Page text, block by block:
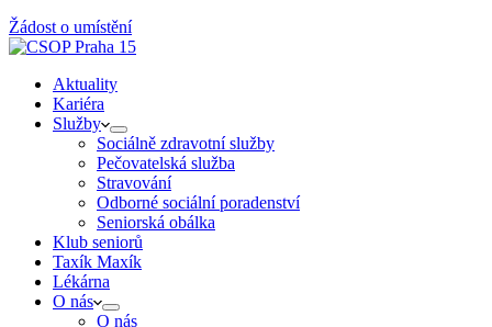
Žádost o umístění
Aktuality
Kariéra
Služby
Sociálně zdravotní služby
Pečovatelská služba
Stravování
Odborné sociální poradenství
Seniorská obálka
Klub seniorů
Taxík Maxík
Lékárna
O nás
O nás